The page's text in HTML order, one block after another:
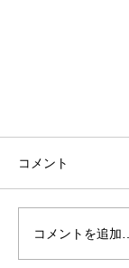
コメント
コメントを追加…